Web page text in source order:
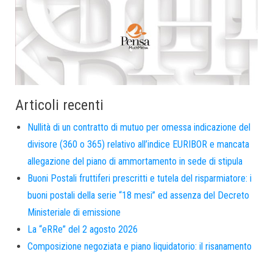
Articoli recenti
Nullità di un contratto di mutuo per omessa indicazione del
divisore (360 o 365) relativo all’indice EURIBOR e mancata
allegazione del piano di ammortamento in sede di stipula
Buoni Postali fruttiferi prescritti e tutela del risparmiatore: i
buoni postali della serie “18 mesi” ed assenza del Decreto
Ministeriale di emissione
La “eRRe” del 2 agosto 2026
Composizione negoziata e piano liquidatorio: il risanamento